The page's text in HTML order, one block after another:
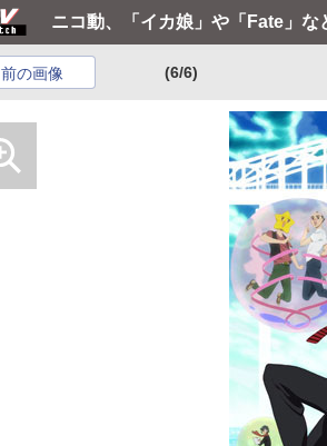
ニコ動、「イカ娘」や「Fate」な
前の画像 (6/6)